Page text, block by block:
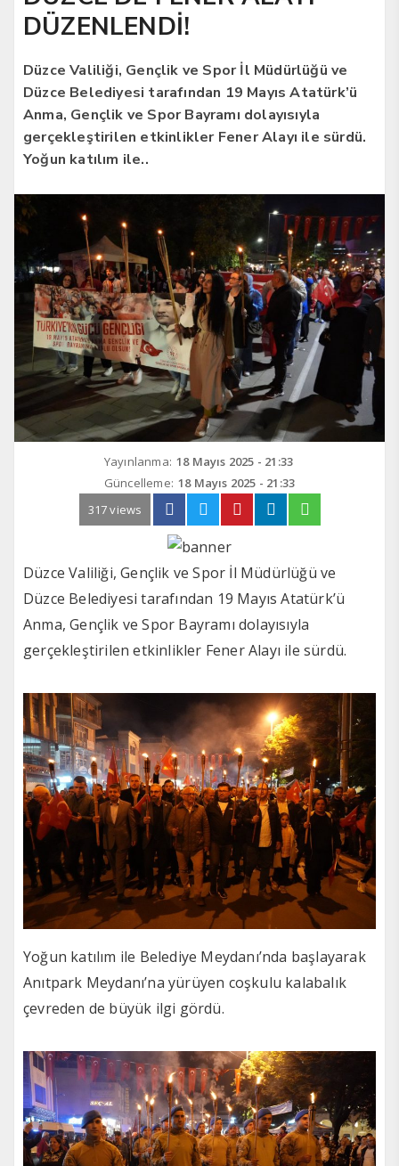
DÜZENLENDİ!
Düzce Valiliği, Gençlik ve Spor İl Müdürlüğü ve
Düzce Belediyesi tarafından 19 Mayıs Atatürk’ü
Anma, Gençlik ve Spor Bayramı dolayısıyla
gerçekleştirilen etkinlikler Fener Alayı ile sürdü.
Yoğun katılım ile..
Yayınlanma: 18 Mayıs 2025 - 21:33
Güncelleme: 18 Mayıs 2025 - 21:33
317 views
Düzce Valiliği, Gençlik ve Spor İl Müdürlüğü ve
Düzce Belediyesi tarafından 19 Mayıs Atatürk’ü
Anma, Gençlik ve Spor Bayramı dolayısıyla
gerçekleştirilen etkinlikler Fener Alayı ile sürdü.
Yoğun katılım ile Belediye Meydanı’nda başlayarak
Anıtpark Meydanı’na yürüyen coşkulu kalabalık
çevreden de büyük ilgi gördü.